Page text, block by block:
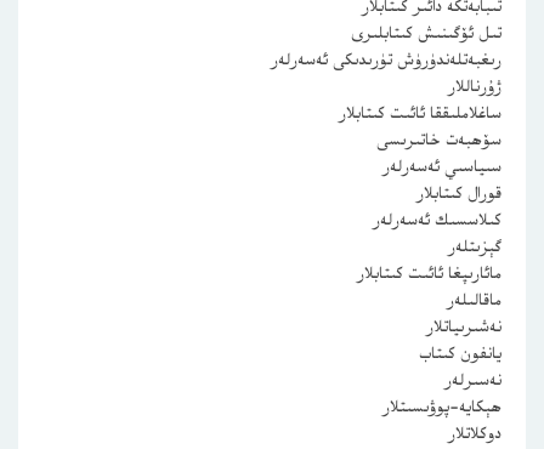
تىبابەتكە دائىر كىتابلار
تىل ئۆگىنىش كىتابلىرى
رىغبەتلەندۈرۈش تۈرىدىكى ئەسەرلەر
ژۇرناللار
ساغلاملىققا ئائىت كىتابلار
سۆھبەت خاتىرىسى
سىياسىي ئەسەرلەر
قورال كىتابلار
كىلاسسىك ئەسەرلەر
گېزىتلەر
مائارىپغا ئائىت كىتابلار
ماقالىلەر
نەشىرىياتلار
يانفون كىتاب
نەسىرلەر
ھېكايە-پوۋىسىتلار
دوكلاتلار